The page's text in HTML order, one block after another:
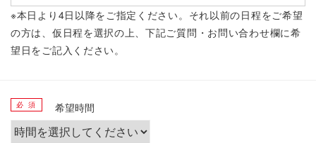
※本日より4日以降をご指定ください。それ以前の日程をご希望
の方は、仮日程を選択の上、下記ご質問・お問い合わせ欄に希
望日をご記入ください。
希望時間
必 須